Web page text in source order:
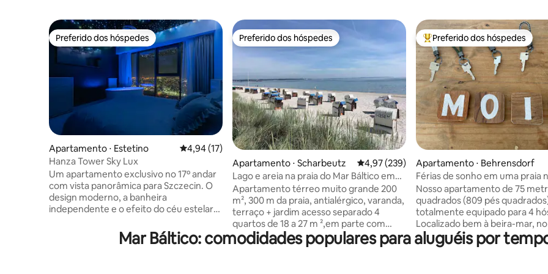
Preferido dos hóspedes
Preferido dos hóspedes
Apartamento ⋅ Estetino 4,94 de uma avaliação média de 5, 17 avaliações
4,94 (17)
Hanza Tower Sky Lux
Um apartamento exclusivo no 17º andar
com vista panorâmica para Szczecin. O
design moderno, a banheira
independente e o efeito do céu estelar
relaxamento e uma atmosfera única.
Além disso, você encontrará: Uma
Preferido dos hóspedes
Preferido dos hóspedes
Apartamento ⋅ Scharbeutz 4,97 de uma avaliação média de 5, 239
4,97 (239)
Lago e areia na praia do Mar Báltico em
Scharbeutz
Apartamento térreo muito grande 200
m², 300 m da praia, antialérgico, varanda,
terraço + jardim acesso separado 4
quartos de 18 a 27 m ²,em parte com
varanda, 3 camas de casal 3 camas de
casal 1.8x2m. 2x sofá-cama de casal
Entre os melhores preferidos
Preferido dos hóspedes
Apartamento ⋅ Behrensdorf
Férias de sonho em uma praia
Nosso apartamento de 75
quadrados (809 pés
totalmente equipado para 4
Localizado bem à beira-mar,
superior de uma casa
telhado de palha, ele oferece
Mar Báltico: comodidades populares para aluguéis por